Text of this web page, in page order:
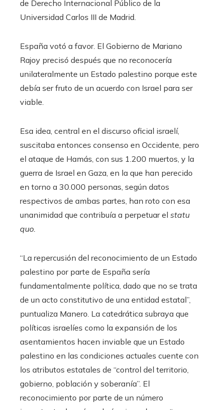
de Derecho Internacional Público de la
Universidad Carlos III de Madrid.
España votó a favor. El Gobierno de Mariano
Rajoy precisó después que no reconocería
unilateralmente un Estado palestino porque este
debía ser fruto de un acuerdo con Israel para ser
viable.
Esa idea, central en el discurso oficial israelí,
suscitaba entonces consenso en Occidente, pero
el ataque de Hamás, con sus 1.200 muertos, y la
guerra de Israel en Gaza, en la que han perecido
en torno a 30.000 personas, según datos
respectivos de ambas partes, han roto con esa
unanimidad que contribuía a perpetuar el statu
quo.
“La repercusión del reconocimiento de un Estado
palestino por parte de España sería
fundamentalmente política, dado que no se trata
de un acto constitutivo de una entidad estatal”,
puntualiza Manero. La catedrática subraya que
políticas israelíes como la expansión de los
asentamientos hacen inviable que un Estado
palestino en las condiciones actuales cuente con
los atributos estatales de “control del territorio,
gobierno, población y soberanía”. El
reconocimiento por parte de un número